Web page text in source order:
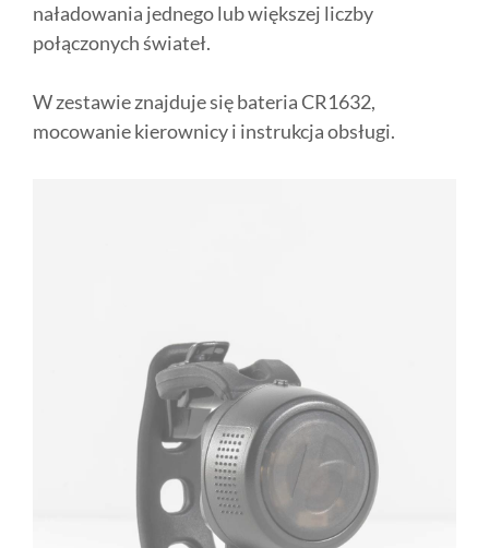
naładowania jednego lub większej liczby
połączonych świateł.
W zestawie znajduje się bateria CR1632,
mocowanie kierownicy i instrukcja obsługi.